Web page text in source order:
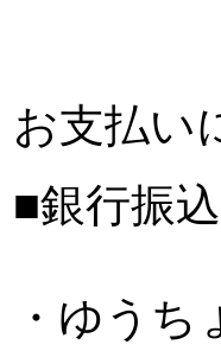
お支払い
■銀行振込
・ゆうち